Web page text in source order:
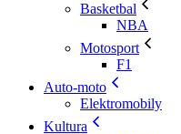
Basketbal
NBA
Motosport
F1
Auto-moto
Elektromobily
Kultura